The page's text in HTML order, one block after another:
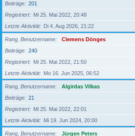
Beiträge
201
Registriert
Mi 25. Mai 2022, 20:48
Letzte Aktivität
Di 4. Aug 2026, 21:22
Rang, Benutzername
Clemens Dönges
Beiträge
240
Registriert
Mi 25. Mai 2022, 21:50
Letzte Aktivität
Mo 16. Jun 2025, 06:52
Rang, Benutzername
Algirdas Vilkas
Beiträge
21
Registriert
Mi 25. Mai 2022, 22:01
Letzte Aktivität
Mi 19. Jun 2024, 20:00
Rang, Benutzername
Jürgen Peters